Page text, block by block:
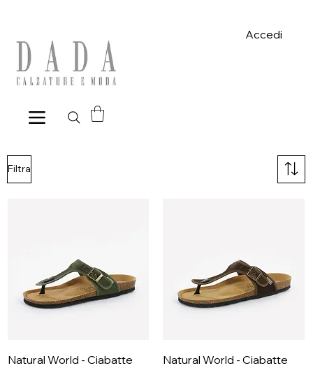
Accedi
Filtra
Natural World - Ciabatte
Natural World - Ciabatte